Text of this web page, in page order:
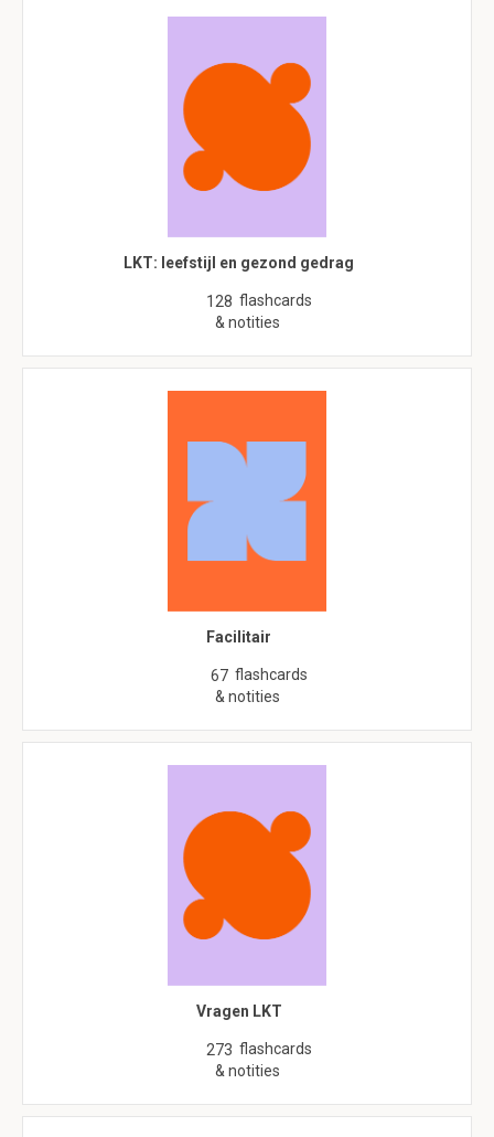
LKT: leefstijl en gezond gedrag
128 flashcards
& notities
Facilitair
67 flashcards
& notities
Vragen LKT
273 flashcards
& notities